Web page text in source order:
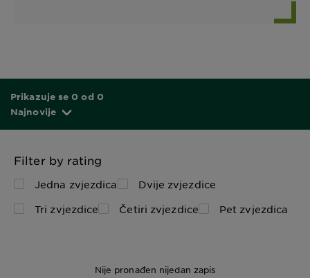
Prikazuje se 0 od 0
Najnovije
Filter by rating
Jedna zvjezdica
Dvije zvjezdice
Tri zvjezdice
Četiri zvjezdice Pet zvjezdica
Nije pronađen nijedan zapis